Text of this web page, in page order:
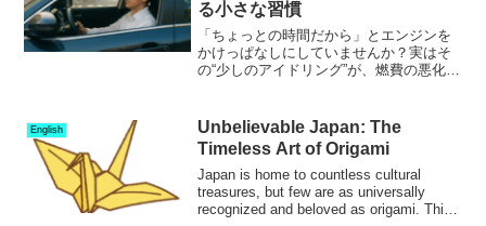
る小さな習慣
「ちょっとの時間だから」とエンジンを
かけっぱなしにしていませんか？実はそ
の“少しのアイドリング”が、燃費の悪化・
ドリングの正しい知識と、現代のクルマ
事情に合わせた「アイ...
English
Unbelievable Japan: The
Timeless Art of Origami
Japan is home to countless cultural
treasures, but few are as universally
recognized and beloved as origami. This